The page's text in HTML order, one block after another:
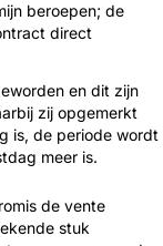
beroepen; de
direct
en dit zijn
zij opgemerkt
is, de periode wordt
meer is.
de vente
stuk